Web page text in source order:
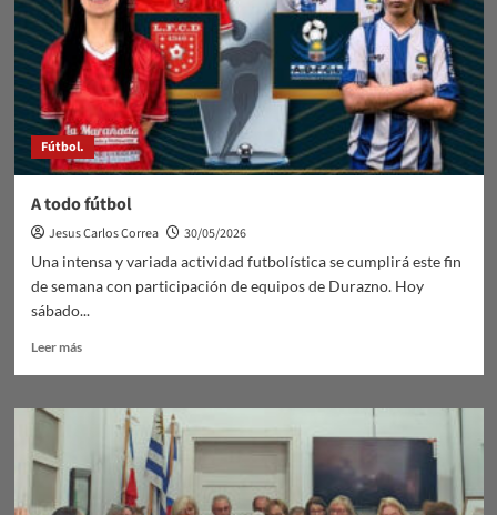
Fútbol.
A todo fútbol
Jesus Carlos Correa
30/05/2026
Una intensa y variada actividad futbolística se cumplirá este fin
de semana con participación de equipos de Durazno. Hoy
sábado...
Leer másLeer
A